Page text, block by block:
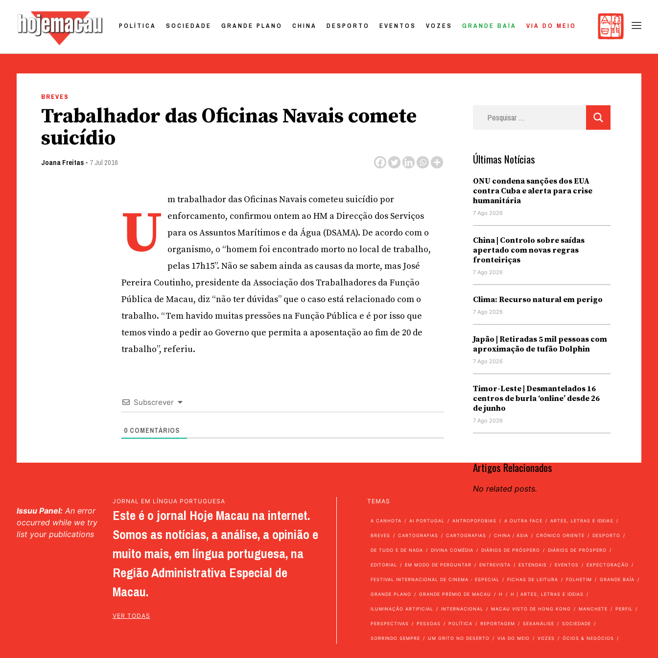
POLÍTICA SOCIEDADE GRANDE PLANO CHINA DESPORTO EVENTOS VOZES GRANDE BAÍA VIA DO MEIO
BREVES
Trabalhador das Oficinas Navais comete
suicídio
Joana Freitas- 7 Jul 2016
U m trabalhador das Oficinas Navais cometeu suicídio por
enforcamento, confirmou ontem ao HM a Direcção dos Serviços
para os Assuntos Marítimos e da Água (DSAMA). De acordo com o
organismo, o “homem foi encontrado morto no local de trabalho,
pelas 17h15”. Não se sabem ainda as causas da morte, mas José
Pereira Coutinho, presidente da Associação dos Trabalhadores da Função
Pública de Macau, diz “não ter dúvidas” que o caso está relacionado com o
trabalho. “Tem havido muitas pressões na Função Pública e é por isso que
temos vindo a pedir ao Governo que permita a aposentação ao fim de 20 de
trabalho”, referiu.
Subscrever
0 COMENTÁRIOS
Últimas Notícias
ONU condena sanções dos EUA
contra Cuba e alerta para crise
humanitária
7 Ago 2026
China | Controlo sobre saídas
apertado com novas regras
fronteiriças
7 Ago 2026
Clima: Recurso natural em perigo
7 Ago 2026
Japão | Retiradas 5 mil pessoas com
aproximação de tufão Dolphin
7 Ago 2026
Timor-Leste | Desmantelados 16
centros de burla ‘online’ desde 26
de junho
7 Ago 2026
Artigos Relacionados
No related posts.
Issuu Panel: An error
occurred while we try
list your publications
JORNAL EM LÍNGUA PORTUGUESA
Este é o jornal Hoje Macau na internet.
Somos as notícias, a análise, a opinião e
muito mais, em língua portuguesa, na
Região Administrativa Especial de
Macau.
VER TODAS
TEMAS
A CANHOTA AI PORTUGAL ANTROPOFOBIAS A OUTRA FACE ARTES, LETRAS E IDEIAS
BREVES CARTOGRAFIAS CARTOGRAFIAS CHINA / ÁSIA CRÓNICO ORIENTE DESPORTO
DE TUDO E DE NADA DIVINA COMÉDIA DIÁRIOS DE PRÓSPERO DIÁRIOS DE PRÓSPERO
EDITORIAL EM MODO DE PERGUNTAR ENTREVISTA ESTENDAIS EVENTOS EXPECTORAÇÃO
FESTIVAL INTERNACIONAL DE CINEMA - ESPECIAL FICHAS DE LEITURA FOLHETIM GRANDE BAÍA
GRANDE PLANO GRANDE PRÉMIO DE MACAU H H | ARTES, LETRAS E IDEIAS
ILUMINAÇÃO ARTIFICIAL INTERNACIONAL MACAU VISTO DE HONG KONG MANCHETE PERFIL
PERSPECTIVAS PESSOAS POLÍTICA REPORTAGEM SEXANÁLISE SOCIEDADE
SORRINDO SEMPRE UM GRITO NO DESERTO VIA DO MEIO VOZES ÓCIOS & NEGÓCIOS